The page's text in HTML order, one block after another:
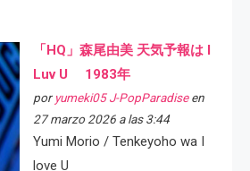
「HQ」森尾由美 天気予報は I
Luv U 1983年
por yumeki05 J-PopParadiseen
27 marzo 2026 a las 3:44
Yumi Morio / Tenkeyoho wa I
love U